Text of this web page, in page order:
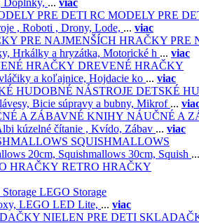
Doplnky, ... viac
RC MODELY PRE
, Roboti , Drony, Lode, ... viac
HRAČKY PRE
Hrkálky a hryzátka, Motorické h ... viac
DREVENÉ HRAČKY
a koľajnice, Hojdacie ko ... viac
DETSKÉ
Bicie súpravy a bubny, Mikrof ...
NÁUČNÉ A
kúzelné čítanie , Kvído, Zábav ... viac
SQUISHMALLOWS
20cm, Squishmallows 30cm, Squish ...
RETRO HRAČKY
LEGO Storage
LEGO LED Lite, ... viac